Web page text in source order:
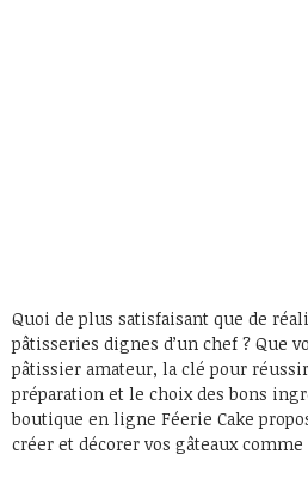
Quoi de plus satisfaisant que de
pâtisseries dignes d’un chef ? Que
pâtissier amateur, la clé pour
préparation et le choix des bons
boutique en ligne Féerie Cake
créer et décorer vos gâteaux